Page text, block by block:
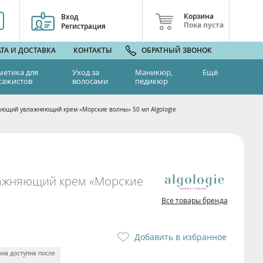
Вход
Регистрация
Корзина
Пока пуста
И ДОСТАВКА КОНТАКТЫ ОБРАТНЫЙ ЗВОНОК
для
Уход за
волосами
Маникюр,
педикюр
Ещё
увлажняющий крем «Морские волны» 50 мл Algologie
крем «Морские
Все товары бренда
Добавить в избранное
доступна после